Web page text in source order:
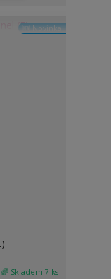
🆕 Novinka
🌈 Skladem 7 ks